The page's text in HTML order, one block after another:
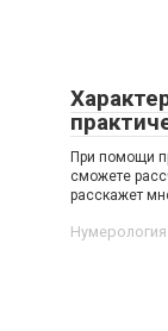
При помощи
сможете
расскажет
Нумерология